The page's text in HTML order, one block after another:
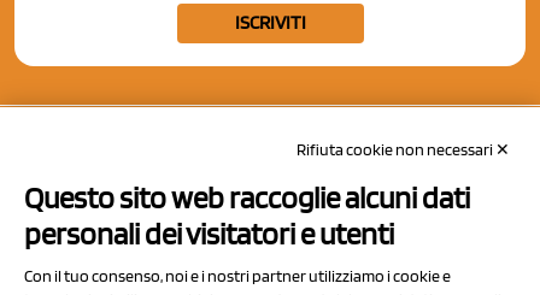
ISCRIVITI
Rifiuta cookie non necessari ✕
Questo sito web raccoglie alcuni dati
personali dei visitatori e utenti
Con il tuo consenso, noi e i nostri partner utilizziamo i cookie e